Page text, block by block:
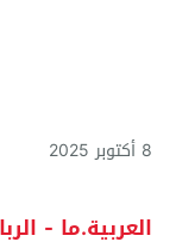
8 أكتوبر 2025
العربية.ما -